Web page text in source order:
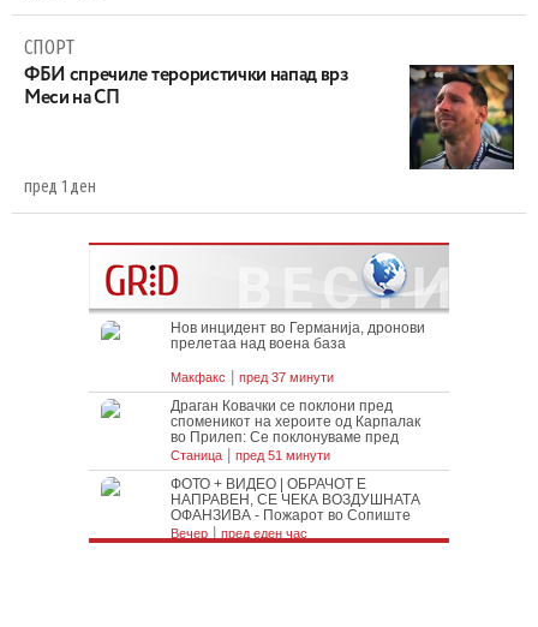
СПОРТ
ФБИ спречиле терористички напад врз
Меси на СП
пред 1 ден